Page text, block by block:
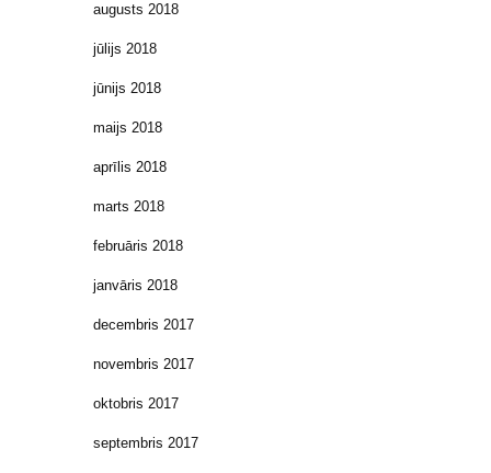
augusts 2018
jūlijs 2018
jūnijs 2018
maijs 2018
aprīlis 2018
marts 2018
februāris 2018
janvāris 2018
decembris 2017
novembris 2017
oktobris 2017
septembris 2017